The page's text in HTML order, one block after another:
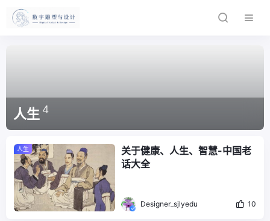
人生 4
人生
关于健康、人生、智慧-中国老
话大全
Designer_sjlyedu 10